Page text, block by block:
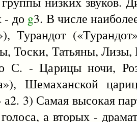
- до g3. В числе
Турандот
Татьяны, Лизы,
С. - Царицы ночи,
Шемаханской
а2. 3) Самая высокая
а вторых -